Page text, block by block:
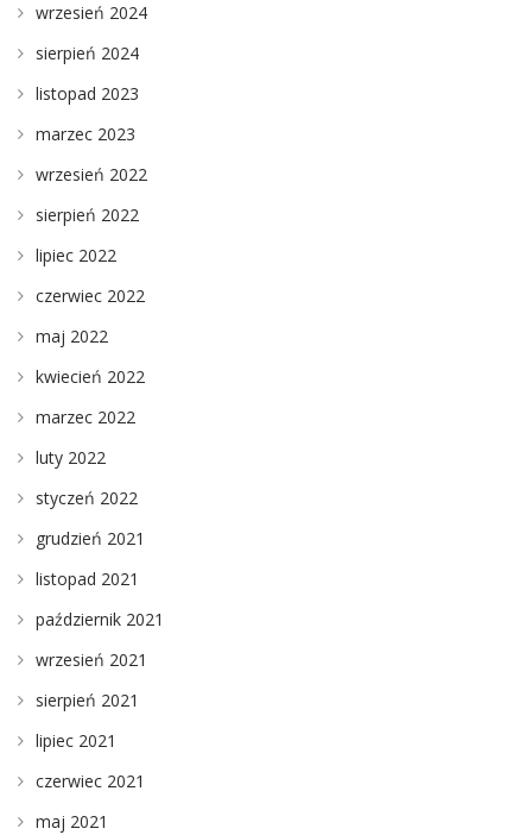
wrzesień 2024
sierpień 2024
listopad 2023
marzec 2023
wrzesień 2022
sierpień 2022
lipiec 2022
czerwiec 2022
maj 2022
kwiecień 2022
marzec 2022
luty 2022
styczeń 2022
grudzień 2021
listopad 2021
październik 2021
wrzesień 2021
sierpień 2021
lipiec 2021
czerwiec 2021
maj 2021